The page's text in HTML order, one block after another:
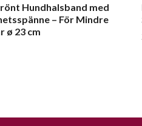
Hundhalsband med
– För Mindre
ø 23 cm